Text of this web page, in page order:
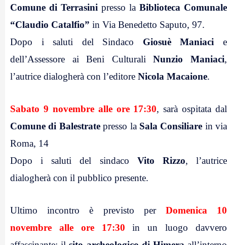
Comune di Terrasini presso la Biblioteca Comunale
“Claudio Catalfio” in Via Benedetto Saputo, 97.
Dopo i saluti del Sindaco Giosuè Maniaci e
dell’Assessore ai Beni CulturaliNunzio Maniaci,
l’autrice dialogherà con l’editore Nicola Macaione.
Sabato 9 novembre alle ore 17:30, sarà ospitata dal
Comune di Balestratepresso la Sala Consiliare in via
Roma, 14
Dopo i saluti del sindaco Vito Rizzo, l’autrice
dialogherà con il pubblico presente.
Ultimo incontro è previsto per Domenica 10
novembre alle ore 17:30 in un luogo davvero